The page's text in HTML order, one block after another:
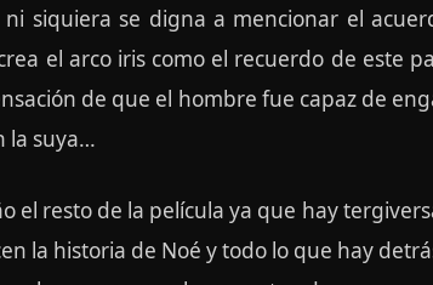
ni siquiera se digna a mencionar el
el arco iris como el recuerdo de este
de que el hombre fue capaz de
la suya…
el resto de la película ya que hay
la historia de Noé y todo lo que hay